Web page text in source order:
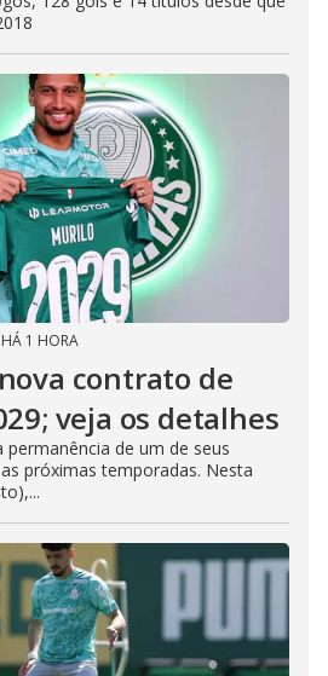
HÁ 1 HORA
contrato de
veja os detalhes
permanência de um de seus
próximas temporadas. Nesta